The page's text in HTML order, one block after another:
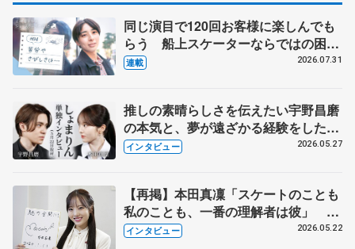
同じ演目で120回お客様に楽しんでも
らう 船上スケーターならではの困難
とは 影響あったPIW前キャプテン松
連載 2026.07.31
推しの素晴らしさを伝えたい宇野昌磨
の本気と、夢が遠ざかる経験をした本
田真凜の覚悟
インタビュー 2026.05.27
【再掲】本田真凜「スケートのことも
私のことも、一番の理解者は彼」 引
退時の単独インタビューで語った競技
インタビュー 2026.05.22